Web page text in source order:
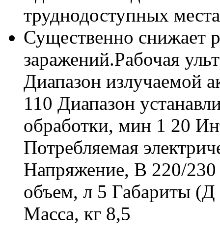
труднодоступных
Существенно снижает
заражений.Рабочая
Диапазон излучаемой
110 Диапазон
обработки, мин 1 20
Потребляемая
Напряжение, В 220/
объем, л 5 Габариты
Масса, кг 8,5